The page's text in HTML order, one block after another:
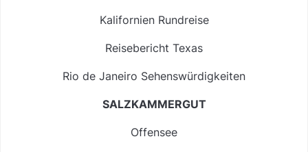
Kalifornien Rundreise
Reisebericht Texas
Rio de Janeiro Sehenswürdigkeiten
SALZKAMMERGUT
Offensee